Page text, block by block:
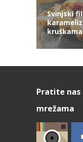
Svinjski
kruškama
Pratite nas
mrežama